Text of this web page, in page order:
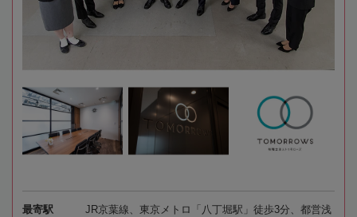
最寄駅
JR京葉線、東京メトロ「八丁堀駅」徒歩3分、都営浅